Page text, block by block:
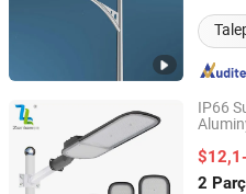
IP66
2
Zhongshan Zenlea Lighting
Guangdong, China